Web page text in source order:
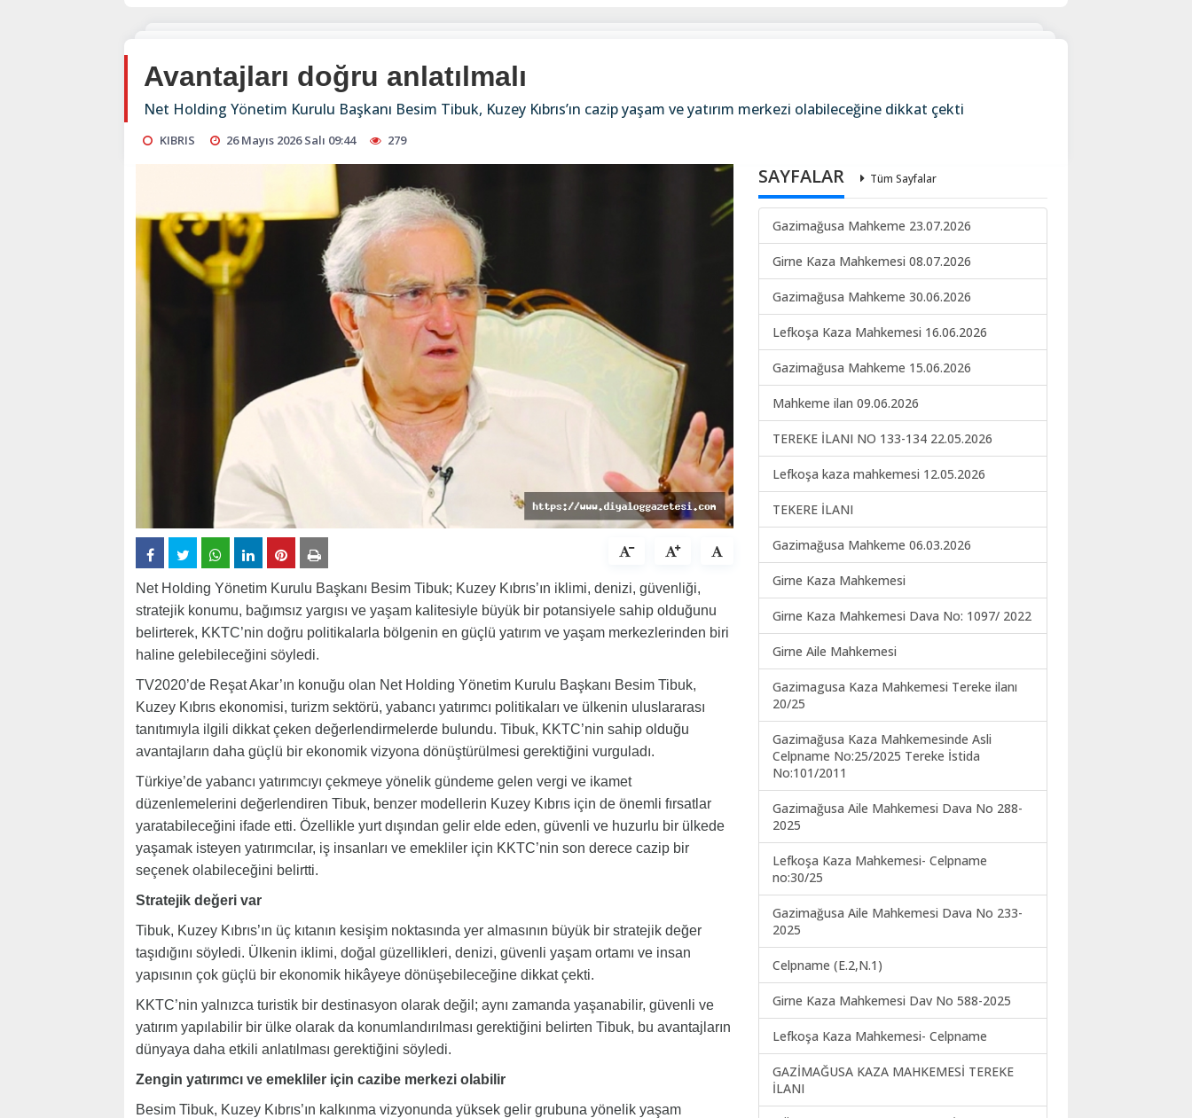
Avantajları doğru anlatılmalı
Net Holding Yönetim Kurulu Başkanı Besim Tibuk, Kuzey Kıbrıs’ın cazip yaşam ve yatırım merkezi olabileceğine dikkat çekti
KIBRIS 26 Mayıs 2026 Salı 09:44 279
Net Holding Yönetim Kurulu Başkanı Besim Tibuk; Kuzey Kıbrıs’ın iklimi, denizi, güvenliği,
stratejik konumu, bağımsız yargısı ve yaşam kalitesiyle büyük bir potansiyele sahip olduğunu
belirterek, KKTC’nin doğru politikalarla bölgenin en güçlü yatırım ve yaşam merkezlerinden biri
haline gelebileceğini söyledi.
TV2020’de Reşat Akar’ın konuğu olan Net Holding Yönetim Kurulu Başkanı Besim Tibuk,
Kuzey Kıbrıs ekonomisi, turizm sektörü, yabancı yatırımcı politikaları ve ülkenin uluslararası
tanıtımıyla ilgili dikkat çeken değerlendirmelerde bulundu. Tibuk, KKTC’nin sahip olduğu
avantajların daha güçlü bir ekonomik vizyona dönüştürülmesi gerektiğini vurguladı.
Türkiye’de yabancı yatırımcıyı çekmeye yönelik gündeme gelen vergi ve ikamet
düzenlemelerini değerlendiren Tibuk, benzer modellerin Kuzey Kıbrıs için de önemli fırsatlar
yaratabileceğini ifade etti. Özellikle yurt dışından gelir elde eden, güvenli ve huzurlu bir ülkede
yaşamak isteyen yatırımcılar, iş insanları ve emekliler için KKTC’nin son derece cazip bir
seçenek olabileceğini belirtti.
Stratejik değeri var
Tibuk, Kuzey Kıbrıs’ın üç kıtanın kesişim noktasında yer almasının büyük bir stratejik değer
taşıdığını söyledi. Ülkenin iklimi, doğal güzellikleri, denizi, güvenli yaşam ortamı ve insan
yapısının çok güçlü bir ekonomik hikâyeye dönüşebileceğine dikkat çekti.
KKTC’nin yalnızca turistik bir destinasyon olarak değil; aynı zamanda yaşanabilir, güvenli ve
yatırım yapılabilir bir ülke olarak da konumlandırılması gerektiğini belirten Tibuk, bu avantajların
dünyaya daha etkili anlatılması gerektiğini söyledi.
Zengin yatırımcı ve emekliler için cazibe merkezi olabilir
Besim Tibuk, Kuzey Kıbrıs’ın kalkınma vizyonunda yüksek gelir grubuna yönelik yaşam
SAYFALAR Tüm Sayfalar
Gazimağusa Mahkeme 23.07.2026
Girne Kaza Mahkemesi 08.07.2026
Gazimağusa Mahkeme 30.06.2026
Lefkoşa Kaza Mahkemesi 16.06.2026
Gazimağusa Mahkeme 15.06.2026
Mahkeme ilan 09.06.2026
TEREKE İLANI NO 133-134 22.05.2026
Lefkoşa kaza mahkemesi 12.05.2026
TEKERE İLANI
Gazimağusa Mahkeme 06.03.2026
Girne Kaza Mahkemesi
Girne Kaza Mahkemesi Dava No: 1097/ 2022
Girne Aile Mahkemesi
Gazimagusa Kaza Mahkemesi Tereke ilanı
20/25
Gazimağusa Kaza Mahkemesinde Asli
Celpname No:25/2025 Tereke İstida
No:101/2011
Gazimağusa Aile Mahkemesi Dava No 288-
2025
Lefkoşa Kaza Mahkemesi- Celpname
no:30/25
Gazimağusa Aile Mahkemesi Dava No 233-
2025
Celpname (E.2,N.1)
Girne Kaza Mahkemesi Dav No 588-2025
Lefkoşa Kaza Mahkemesi- Celpname
GAZİMAĞUSA KAZA MAHKEMESİ TEREKE
İLANI